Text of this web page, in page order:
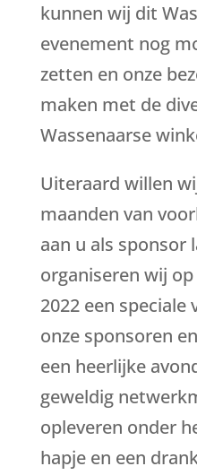
kunnen wij dit
evenement nog
zetten en onze
maken met de
Wassenaarse
Uiteraard willen
maanden van
aan u als sponsor
organiseren wij
2022 een
onze sponsoren
een heerlijke
geweldig
opleveren onder
hapje en een